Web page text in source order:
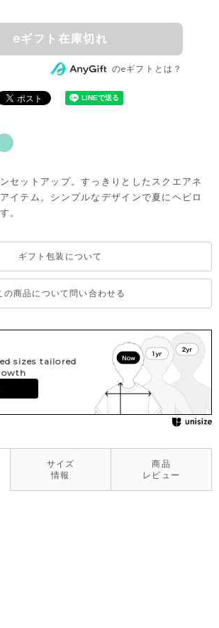
eギフト在庫切れ
のeギフトとは？
セットアップ。すっきりとしたスクエアネ
イテム。シンプルなデザインで夏にヘビロ
。
ギフト包装について
の商品について問い合わせる
sizes tailored
サイズ
情報
商品
レビュー